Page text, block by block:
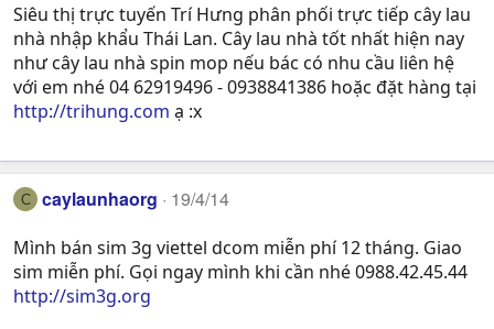
Siêu thị trực tuyến Trí Hưng phân phối trực tiếp cây lau
nhà nhập khẩu Thái Lan. Cây lau nhà tốt nhất hiện nay
như cây lau nhà spin mop nếu bác có nhu cầu liên hệ
với em nhé 04 62919496 - 0938841386 hoặc đặt hàng tại
http://trihung.com ạ :x
C caylaunhaorg 19/4/14
Mình bán sim 3g viettel dcom miễn phí 12 tháng. Giao
sim miễn phí. Gọi ngay mình khi cần nhé 0988.42.45.44
http://sim3g.org